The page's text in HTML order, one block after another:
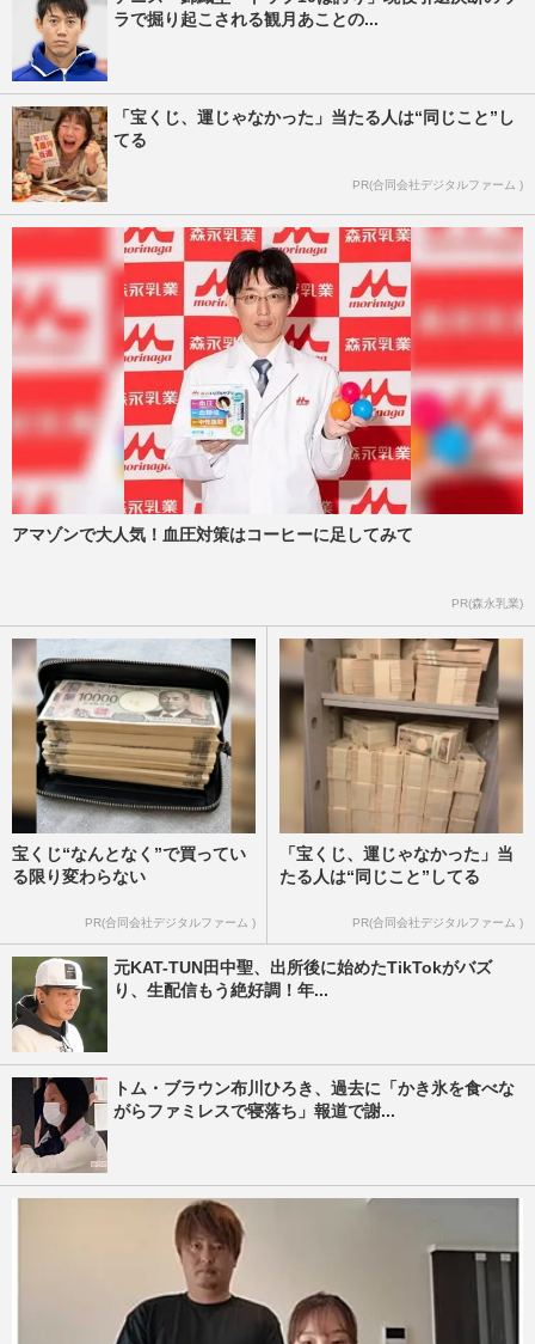
ラで掘り起こされる観月あことの...
「宝くじ、運じゃなかった」当たる人は“同じこと”し
てる
PR(合同会社デジタルファーム )
アマゾンで大人気！血圧対策はコーヒーに足してみて
PR(森永乳業)
宝くじ“なんとなく”で買ってい
る限り変わらない
PR(合同会社デジタルファーム )
「宝くじ、運じゃなかった」当
たる人は“同じこと”してる
PR(合同会社デジタルファーム )
元KAT-TUN田中聖、出所後に始めたTikTokがバズ
り、生配信もう絶好調！年...
トム・ブラウン布川ひろき、過去に「かき氷を食べな
がらファミレスで寝落ち」報道で謝...